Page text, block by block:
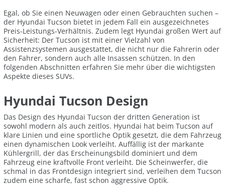
Egal, ob Sie einen Neuwagen oder einen Gebrauchten suchen –
der Hyundai Tucson bietet in jedem Fall ein ausgezeichnetes
Preis-Leistungs-Verhältnis. Zudem legt Hyundai großen Wert auf
Sicherheit: Der Tucson ist mit einer Vielzahl von
Assistenzsystemen ausgestattet, die nicht nur die Fahrerin oder
den Fahrer, sondern auch alle Insassen schützen. In den
folgenden Abschnitten erfahren Sie mehr über die wichtigsten
Aspekte dieses SUVs.
Hyundai Tucson Design
Das Design des Hyundai Tucson der dritten Generation ist
sowohl modern als auch zeitlos. Hyundai hat beim Tucson auf
klare Linien und eine sportliche Optik gesetzt, die dem Fahrzeug
einen dynamischen Look verleiht. Auffällig ist der markante
Kühlergrill, der das Erscheinungsbild dominiert und dem
Fahrzeug eine kraftvolle Front verleiht. Die Scheinwerfer, die
schmal in das Frontdesign integriert sind, verleihen dem Tucson
zudem eine scharfe, fast schon aggressive Optik.